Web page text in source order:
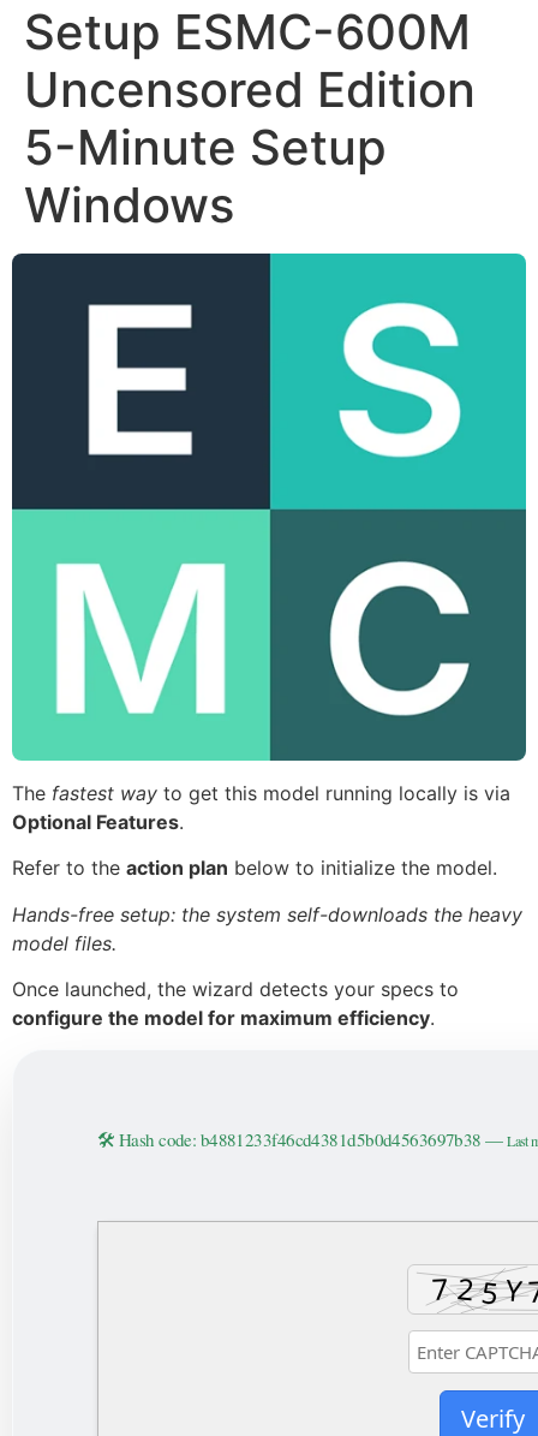
Setup ESMC-600M
Uncensored Edition
5-Minute Setup
Windows
The fastest way to get this model running locally is via
Optional Features.
Refer to the action plan below to initialize the model.
Hands-free setup: the system self-downloads the heavy
model files.
Once launched, the wizard detects your specs to
configure the model for maximum efficiency.
🛠 Hash code: b4881233f46cd4381d5b0d4563697b38 —Last
Verify